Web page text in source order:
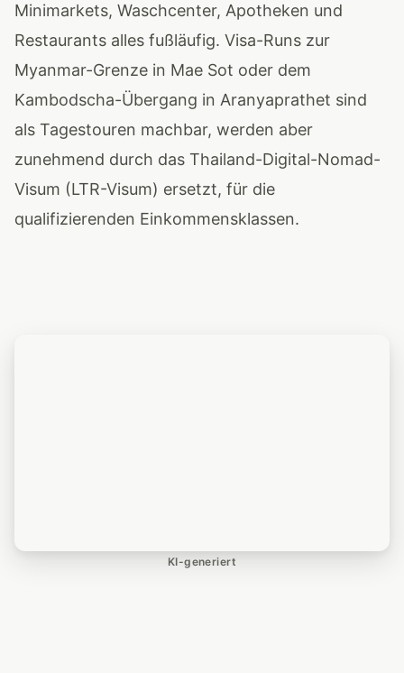
Minimarkets, Waschcenter, Apotheken und
Restaurants alles fußläufig. Visa-Runs zur
Myanmar-Grenze in Mae Sot oder dem
Kambodscha-Übergang in Aranyaprathet sind
als Tagestouren machbar, werden aber
zunehmend durch das Thailand-Digital-Nomad-
Visum (LTR-Visum) ersetzt, für die
qualifizierenden Einkommensklassen.
KI-generiert